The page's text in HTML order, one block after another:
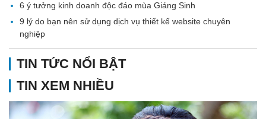
6 ý tưởng kinh doanh độc đáo mùa Giáng Sinh
9 lý do bạn nên sử dụng dịch vụ thiết kế website chuyên
nghiệp
TIN TỨC NỔI BẬT
TIN XEM NHIỀU